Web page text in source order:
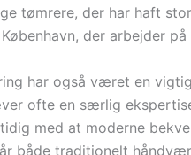
tømrere, der har haft
der arbejder
har også været en
ofte en særlig
med at moderne
både traditionelt